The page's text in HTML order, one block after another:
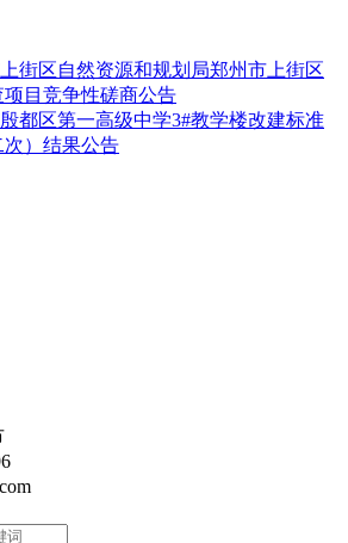
街区自然资源和规划局郑州市上街区
目竞争性磋商公告
都区第一高级中学3#教学楼改建标准
）结果公告